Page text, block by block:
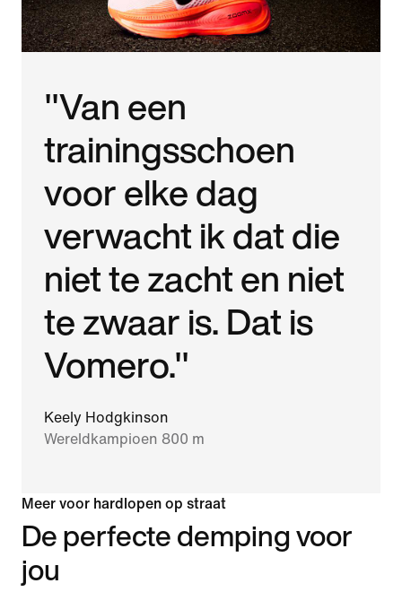
"Van een
trainingsschoen
voor elke dag
verwacht ik dat die
niet te zacht en niet
te zwaar is. Dat is
Vomero."
Keely Hodgkinson
Wereldkampioen 800 m
Meer voor hardlopen op straat
De perfecte demping voor
jou